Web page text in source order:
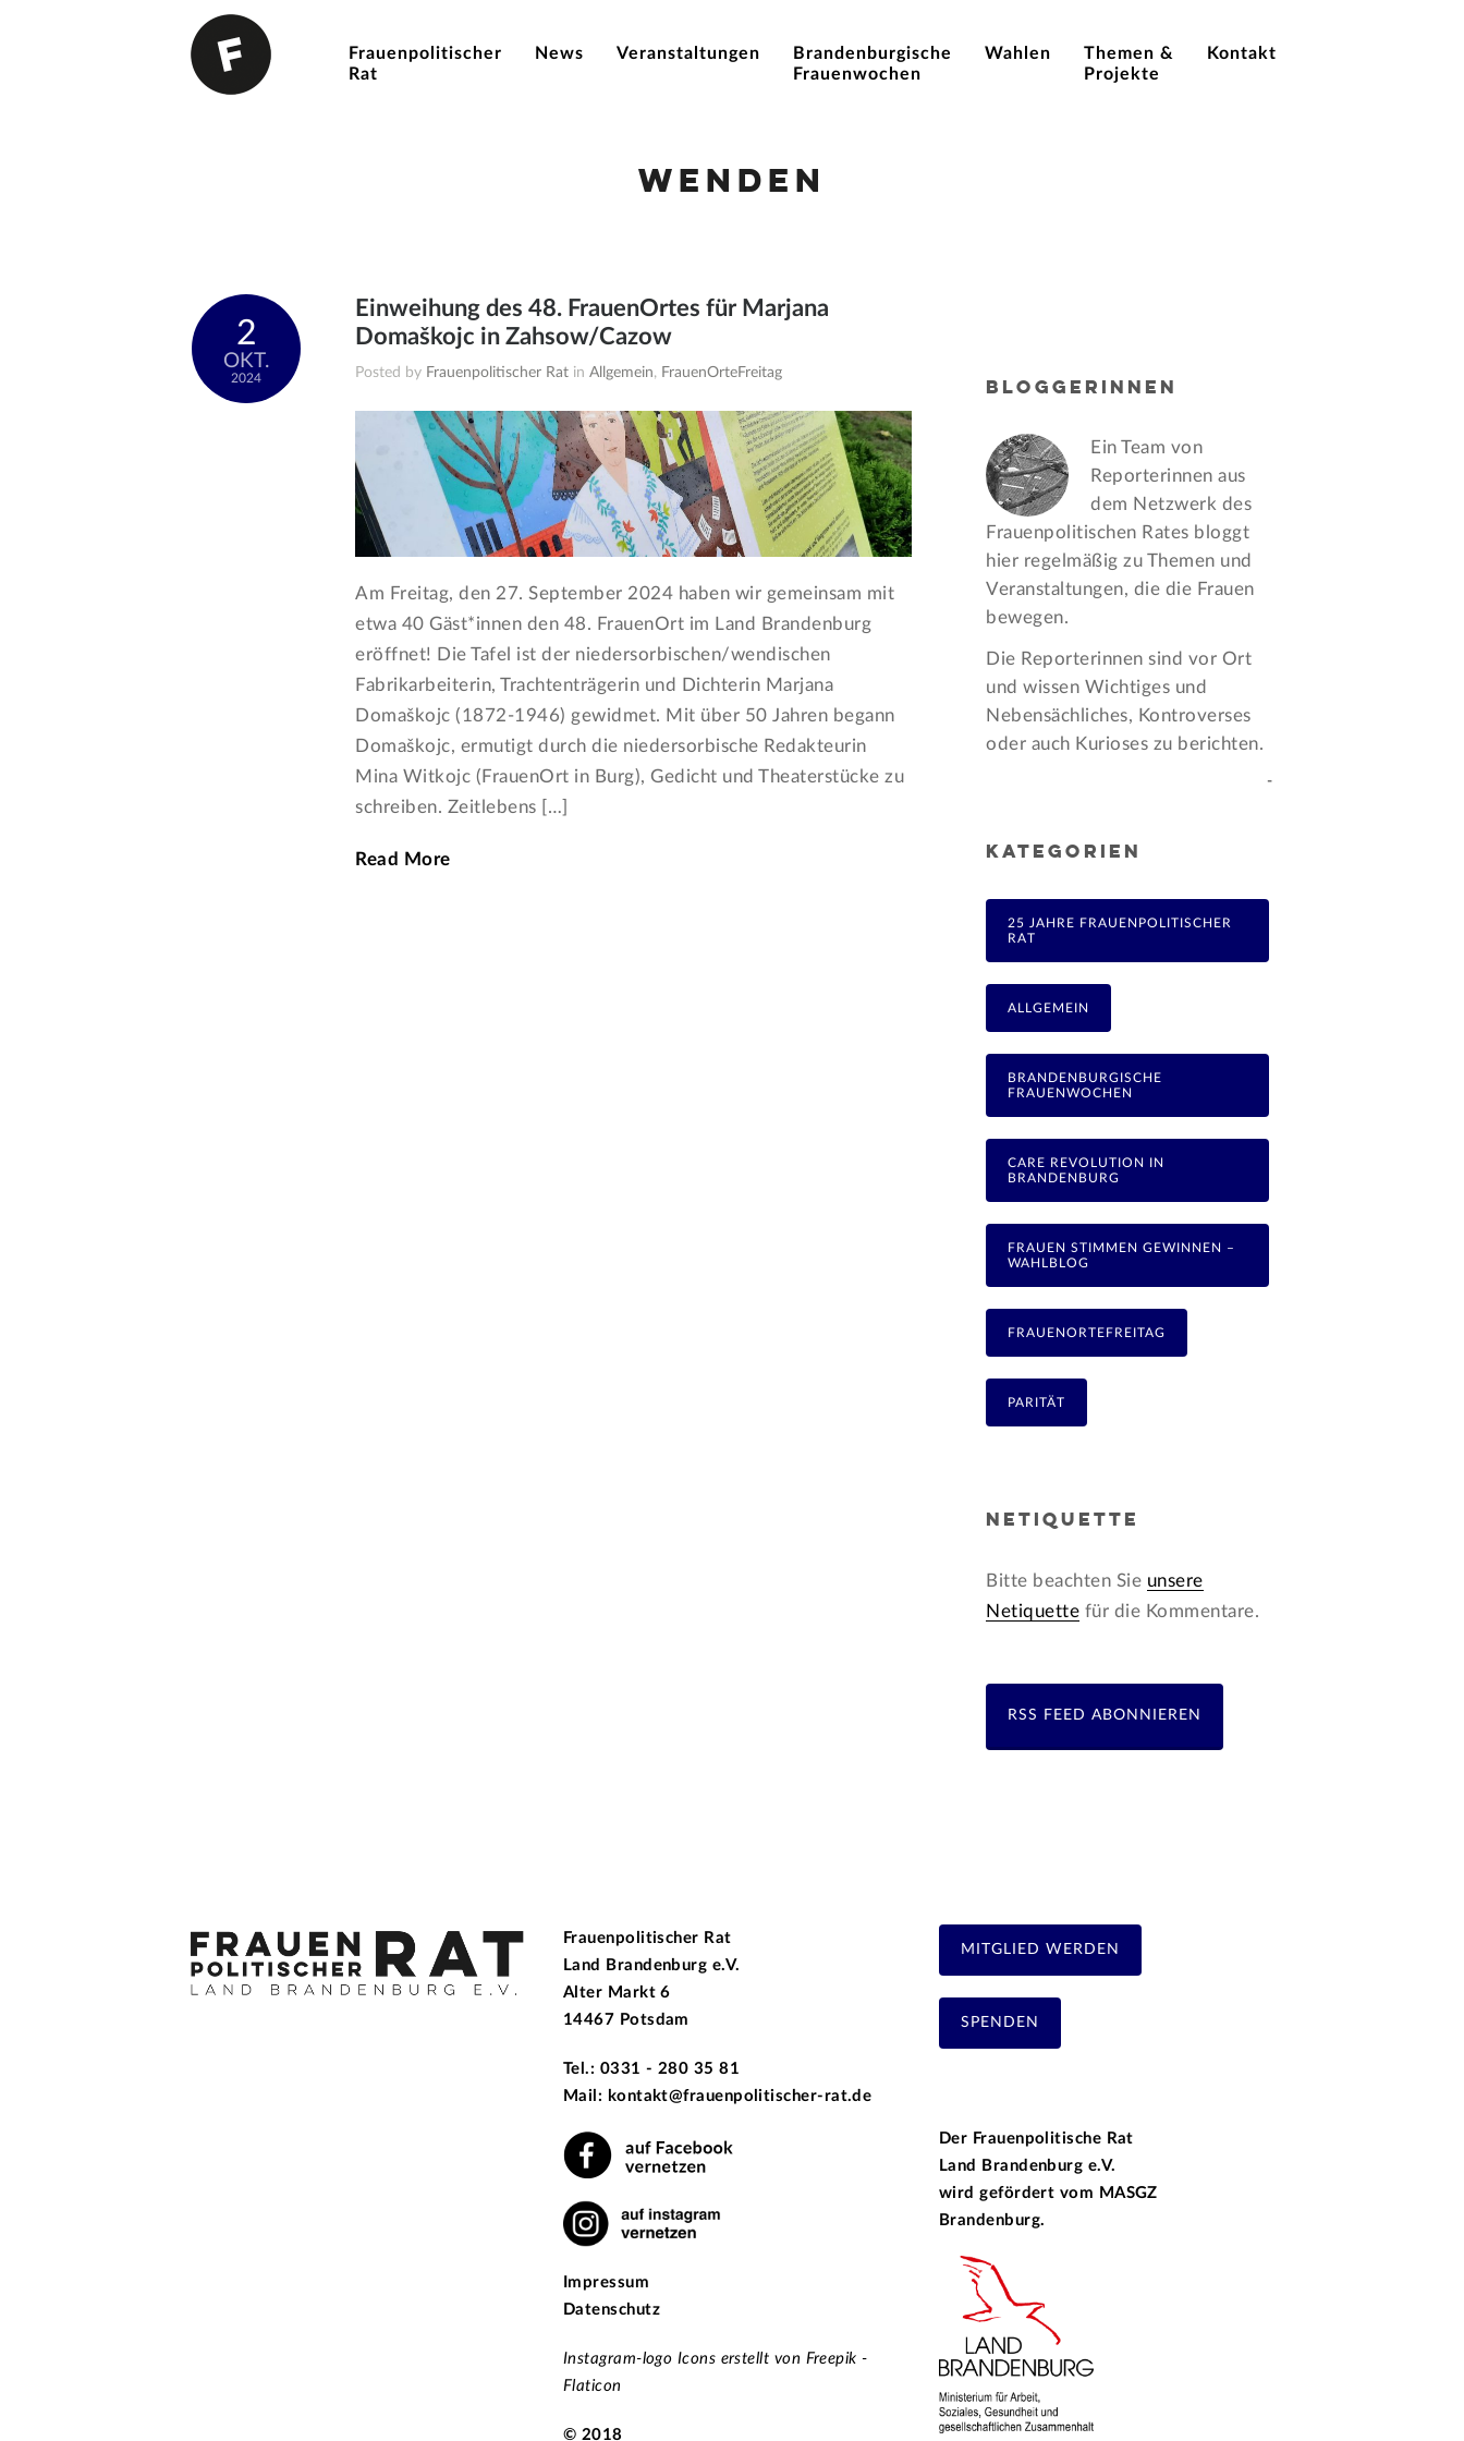
Frauenpolitischer
Rat
News Veranstaltungen
Brandenburgische
Frauenwochen
Wahlen
Themen &
Projekte
Kontakt
Wenden
2
OKT.
2024
Einweihung des 48. FrauenOrtes für Marjana
Domaškojc in Zahsow/Cazow
Posted by Frauenpolitischer Rat in Allgemein, FrauenOrteFreitag
Am Freitag, den 27. September 2024 haben wir gemeinsam mit
etwa 40 Gäst*innen den 48. FrauenOrt im Land Brandenburg
eröffnet! Die Tafel ist der niedersorbischen/wendischen
Fabrikarbeiterin, Trachtenträgerin und Dichterin Marjana
Domaškojc (1872-1946) gewidmet. Mit über 50 Jahren begann
Domaškojc, ermutigt durch die niedersorbische Redakteurin
Mina Witkojc (FrauenOrt in Burg), Gedicht und Theaterstücke zu
schreiben. Zeitlebens […]
Read More
BLOGGERINNEN
Ein Team von
Reporterinnen aus
dem Netzwerk des
Frauen­politischen Rates bloggt
hier regelmäßig zu Themen und
Veran­staltungen, die die Frauen
bewegen.
Die Reporterinnen sind vor Ort
und wissen Wichtiges und
Nebensächliches, Kontroverses
oder auch Kurioses zu berichten.
-
KATEGORIEN
25 JAHRE FRAUENPOLITISCHER
RAT
ALLGEMEIN
BRANDENBURGISCHE
FRAUENWOCHEN
CARE REVOLUTION IN
BRANDENBURG
FRAUEN STIMMEN GEWINNEN –
WAHLBLOG
FRAUENORTEFREITAG
PARITÄT
NETIQUETTE
Bitte beachten Sie unsere
Netiquette für die Kommentare.
RSS FEED ABONNIEREN
Frauenpolitischer Rat
Land Brandenburg e.V.
Alter Markt 6
14467 Potsdam
Tel.: 0331 - 280 35 81
Mail: kontakt@frauenpolitischer-rat.de
Impressum
Datenschutz
Instagram-logo Icons erstellt von Freepik -
Flaticon
© 2018
MITGLIED WERDEN
SPENDEN
Der Frauenpolitische Rat
Land Brandenburg e.V.
wird gefördert vom MASGZ
Brandenburg.